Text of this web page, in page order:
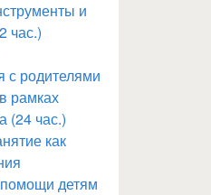
и
час.)
с родителями
рамках
(24 час.)
как
детям